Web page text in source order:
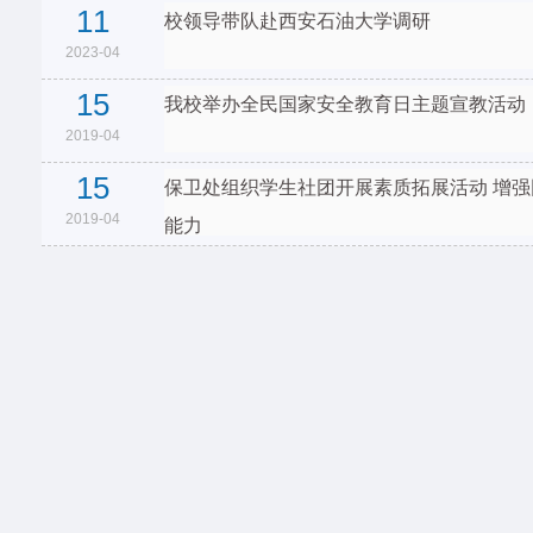
11
2023-04
校领导带队赴西安石油大学调研
15
2019-04
我校举办全民国家安全教育日主题宣教活动
15
2019-04
保卫处组织学生社团开展素质拓展活动 增
能力